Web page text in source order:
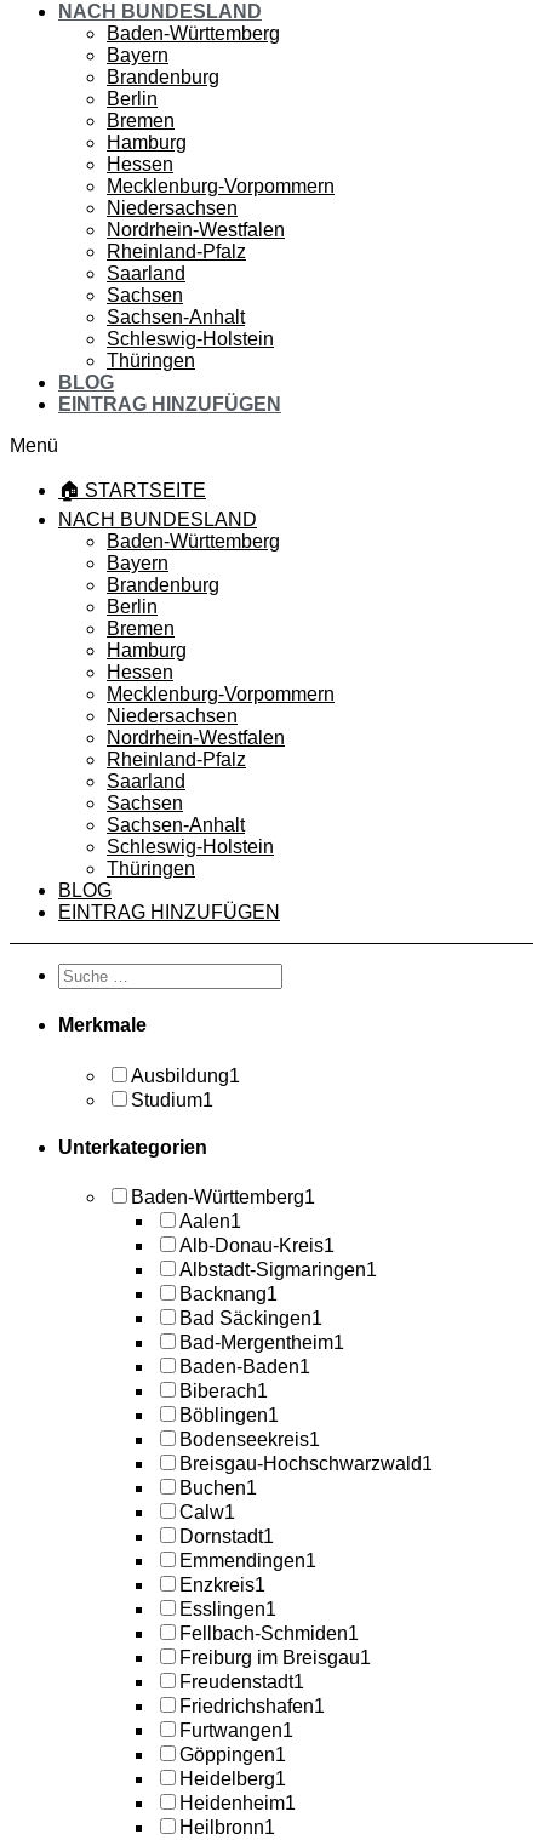
NACH BUNDESLAND
Baden-Württemberg
Bayern
Brandenburg
Berlin
Bremen
Hamburg
Hessen
Mecklenburg-Vorpommern
Niedersachsen
Nordrhein-Westfalen
Rheinland-Pfalz
Saarland
Sachsen
Sachsen-Anhalt
Schleswig-Holstein
Thüringen
BLOG
EINTRAG HINZUFÜGEN
Menü
🏠 STARTSEITE
NACH BUNDESLAND
Baden-Württemberg
Bayern
Brandenburg
Berlin
Bremen
Hamburg
Hessen
Mecklenburg-Vorpommern
Niedersachsen
Nordrhein-Westfalen
Rheinland-Pfalz
Saarland
Sachsen
Sachsen-Anhalt
Schleswig-Holstein
Thüringen
BLOG
EINTRAG HINZUFÜGEN
Merkmale
Ausbildung1
Studium1
Unterkategorien
Baden-Württemberg1
Aalen1
Alb-Donau-Kreis1
Albstadt-Sigmaringen1
Backnang1
Bad Säckingen1
Bad-Mergentheim1
Baden-Baden1
Biberach1
Böblingen1
Bodenseekreis1
Breisgau-Hochschwarzwald1
Buchen1
Calw1
Dornstadt1
Emmendingen1
Enzkreis1
Esslingen1
Fellbach-Schmiden1
Freiburg im Breisgau1
Freudenstadt1
Friedrichshafen1
Furtwangen1
Göppingen1
Heidelberg1
Heidenheim1
Heilbronn1